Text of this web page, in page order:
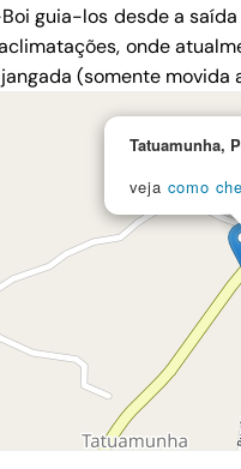
guia-los desde a
onde
(somente
Tatuamunha,
veja como